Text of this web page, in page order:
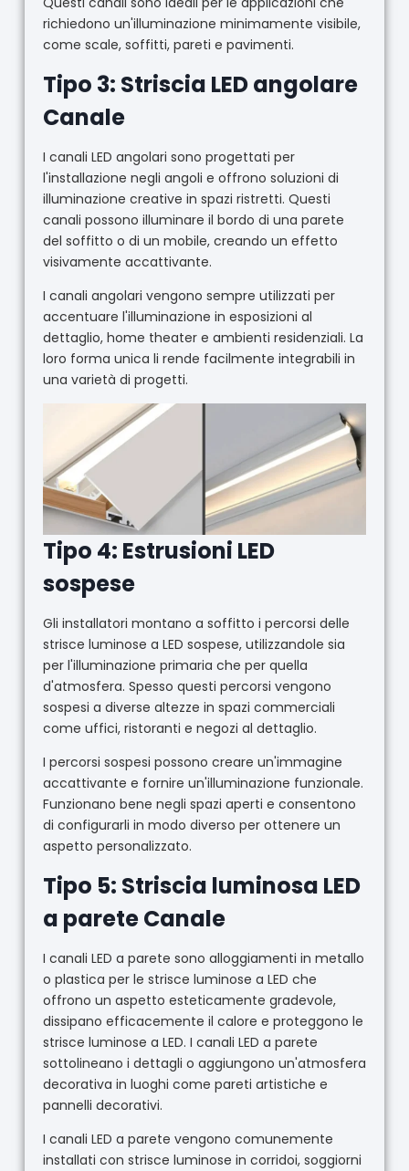
richiedono un'illuminazione minimamente visibile,
come scale, soffitti, pareti e pavimenti.
Tipo 3: Striscia LED angolare
Canale
I canali LED angolari sono progettati per
l'installazione negli angoli e offrono soluzioni di
illuminazione creative in spazi ristretti. Questi
canali possono illuminare il bordo di una parete
del soffitto o di un mobile, creando un effetto
visivamente accattivante.
I canali angolari vengono sempre utilizzati per
accentuare l'illuminazione in esposizioni al
dettaglio, home theater e ambienti residenziali. La
loro forma unica li rende facilmente integrabili in
una varietà di progetti.
Tipo 4: Estrusioni LED
sospese
Gli installatori montano a soffitto i percorsi delle
strisce luminose a LED sospese, utilizzandole sia
per l'illuminazione primaria che per quella
d'atmosfera. Spesso questi percorsi vengono
sospesi a diverse altezze in spazi commerciali
come uffici, ristoranti e negozi al dettaglio.
I percorsi sospesi possono creare un'immagine
accattivante e fornire un'illuminazione funzionale.
Funzionano bene negli spazi aperti e consentono
di configurarli in modo diverso per ottenere un
aspetto personalizzato.
Tipo 5: Striscia luminosa LED
a parete Canale
I canali LED a parete sono alloggiamenti in metallo
o plastica per le strisce luminose a LED che
offrono un aspetto esteticamente gradevole,
dissipano efficacemente il calore e proteggono le
strisce luminose a LED. I canali LED a parete
sottolineano i dettagli o aggiungono un'atmosfera
decorativa in luoghi come pareti artistiche e
pannelli decorativi.
I canali LED a parete vengono comunemente
installati con strisce luminose in corridoi, soggiorni